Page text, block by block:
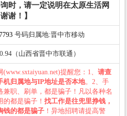
询时，请一定说明在太原生活网
谢！】
号码归属地:晋中市移动
（山西省晋中市联通）
提醒您：1、 请查
机归属地与IP地址是否本地。2、手
兼职、刷单，都是骗子！凡以各种名
的都是骗子！ 找工作是往兜里挣钱，
钱的都是骗子 ！异地招聘请提高警